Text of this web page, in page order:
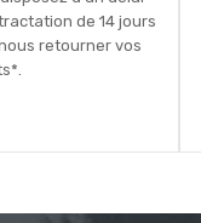
de 14 jours
retourner vos